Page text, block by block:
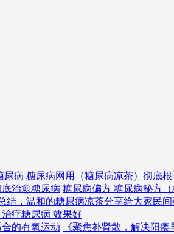
尿病 糖尿病网用（糖尿病凉茶）彻底
治愈糖尿病 糖尿病偏方 糖尿病秘方
结，温和的糖尿病凉茶分享给大家民
疗糖尿病 效果好
的有氧运动 《聚焦补肾散，解决阳痿